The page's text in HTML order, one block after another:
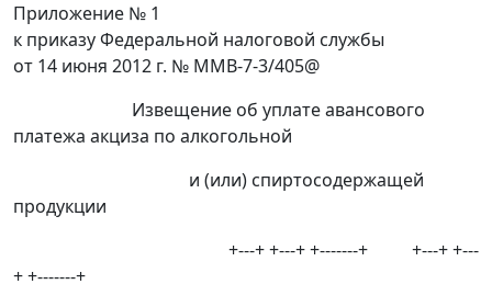
Приложение № 1
к приказу Федеральной налоговой службы
от 14 июня 2012 г. № ММВ-7-3/405@
Извещение об уплате авансового
платежа акциза по алкогольной
и (или) спиртосодержащей
продукции
+---+ +---+ +-------+ +---+ +---
+ +-------+